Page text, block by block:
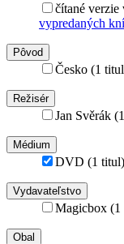
čítané
vypredaných
Pôvod
Česko (1
Režisér
Jan Svěrák
Médium
DVD (1 titul)
Vydavateľstvo
Magicbox (1
Obal